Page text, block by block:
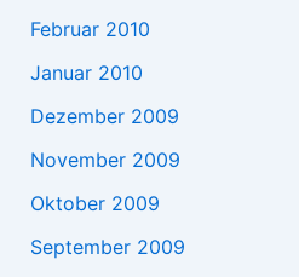
Februar 2010
Januar 2010
Dezember 2009
November 2009
Oktober 2009
September 2009